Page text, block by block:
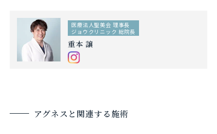
医療法人聖美会 理事長
ジョウクリニック 総院長
重本 譲
アグネスと関連する施術